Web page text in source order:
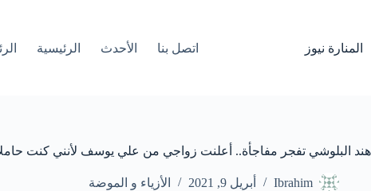
المنارة نيوز اتصل بنا الأحدث الرئيسية
هند البلوشي تفجر مفاجأة.. أعلنت زواجي من علي يوسف لأنني كنت
Ibrahim أبريل 9, 2021 الأزياء و الموضة